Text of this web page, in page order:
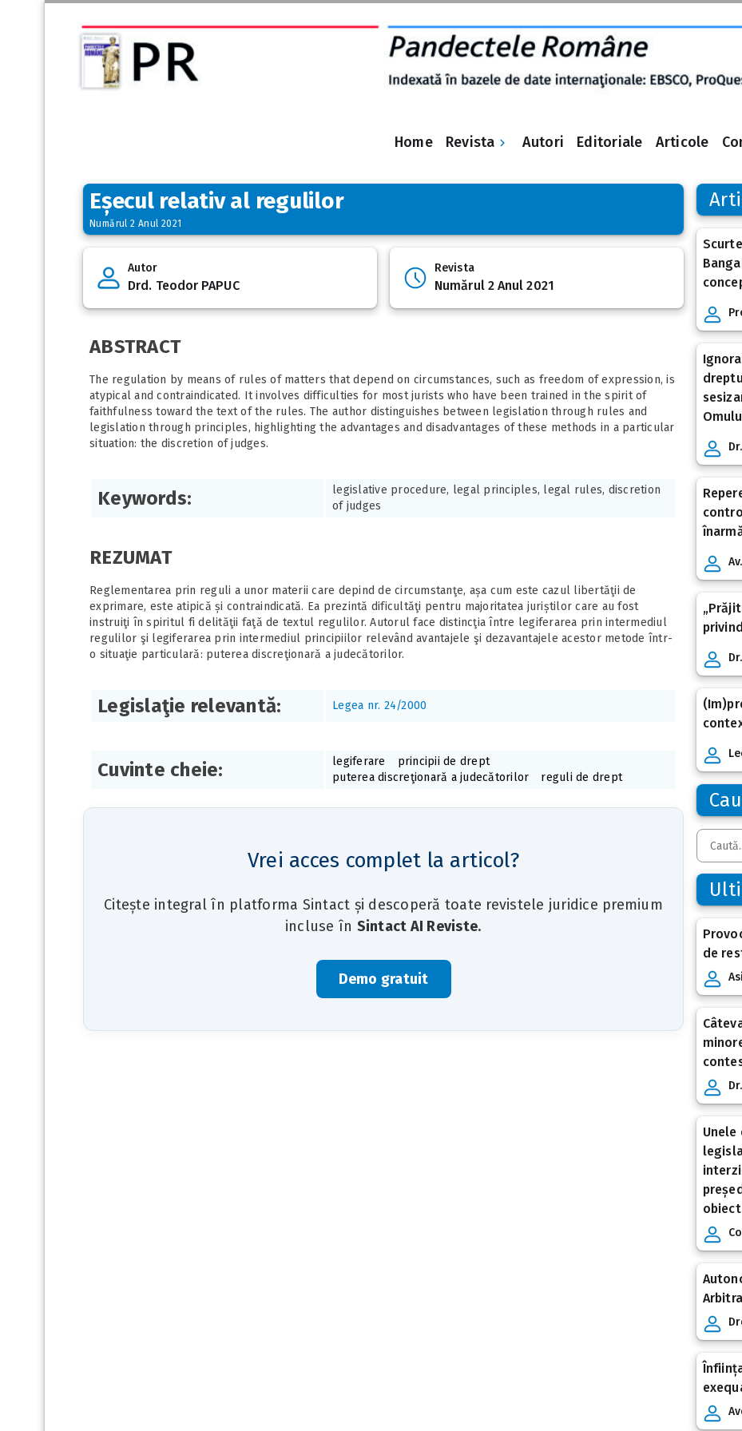
Home Revista Autori Editoriale Articole
Eșecul relativ al regulilor
Numărul 2 Anul 2021
Autor
Drd. Teodor PAPUC
Revista
Numărul 2 Anul 2021
ABSTRACT
The regulation by means of rules of matters that depend on circumstances, such as freedom of expression, is
atypical and contraindicated. It involves difficulties for most jurists who have been trained in the spirit of
faithfulness toward the text of the rules. The author distinguishes between legislation through rules and
legislation through principles, highlighting the advantages and disadvantages of these methods in a particular
situation: the discretion of judges.
Keywords:
legislative procedure, legal principles, legal rules, discretion
of judges
REZUMAT
Reglementarea prin reguli a unor materii care depind de circumstanţe, așa cum este cazul libertăţii de
exprimare, este atipică și contraindicată. Ea prezintă dificultăţi pentru majoritatea juriștilor care au fost
instruiţi în spiritul fi delităţii faţă de textul regulilor. Autorul face distincţia între legiferarea prin intermediul
regulilor şi legiferarea prin intermediul principiilor relevând avantajele şi dezavantajele acestor metode într-
o situaţie particulară: puterea discreţionară a judecătorilor.
Legislaţie relevantă: Legea nr. 24/2000
Cuvinte cheie: legiferare
principii de drept
puterea discreţionară a judecătorilor
reguli de drept
Vrei acces complet la articol?
Citește integral în platforma Sintact și descoperă toate revistele juridice premium
incluse în Sintact AI Reviste.
Demo gratuit
de
Unele